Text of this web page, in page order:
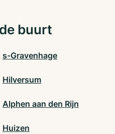
buurt
s-Gravenhage
Hilversum
Alphen aan den Rijn
Huizen